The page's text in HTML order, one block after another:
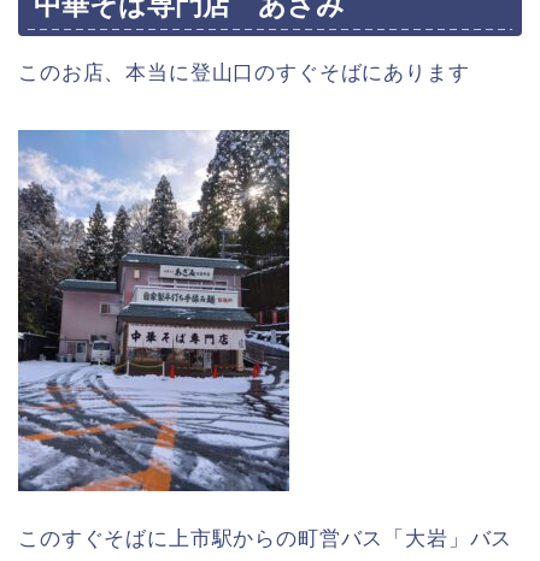
このお店、本当に登山口のすぐそばにあります
このすぐそばに上市駅からの町営バス「大岩」バス